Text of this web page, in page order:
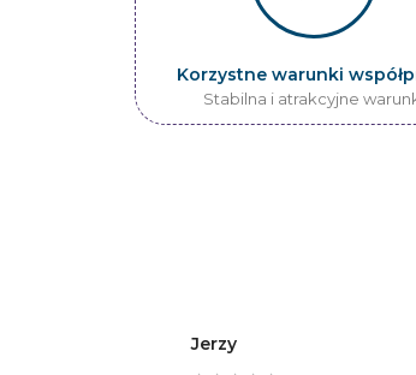
Korzystne warunki
Stabilna i atrakcyjne
Jerzy